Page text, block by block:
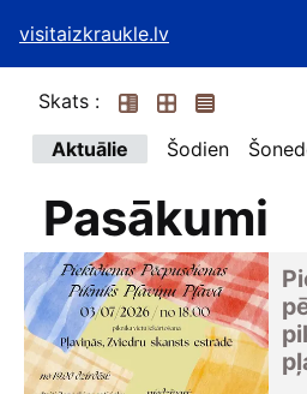
visitaizkraukle.lv
Skats :
Aktuālie
Šodien
Pasākumi